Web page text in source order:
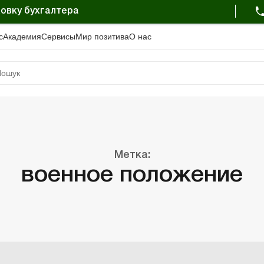
бухгалтера
АкадемияСервисыМир позитиваО нас
Метка:
военное положение